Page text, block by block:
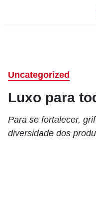
Uncategorized
Luxo para
Para se fortalecer,
diversidade dos